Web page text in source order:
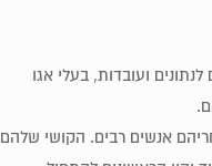
לוגיים, זקוקים לנתונים ועובדות, בעלי אגו
אחריהם אנשים רבים. הקושי שלהם